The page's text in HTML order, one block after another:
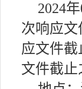
2024
次响应
应文件
文件截止